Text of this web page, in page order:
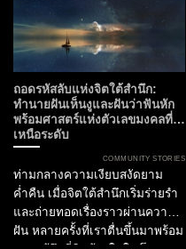
เสื้อผ้าลำลองทั่วไป ด้วยดีไซน์ที่
เน้นความ Minimalist ตัดเย็บ
อย่างประณีต เพื่อให้คุณดูดีได้ใน
ทุกจังหวะชีวิต ไม่ว่าจะเป็นการ
ออกไปจิบกาแฟยามเช้า...
ถอดรหัสลับแห่งจิตใต้สำนึก:
ทำนายฝันเห็นงูและฝันว่าฟันหัก
พร้อมศาสตร์แห่งตัวเลขมงคลที่
เหนือระดับ
COMMUNITY STORIES
ท่ามกลางความเงียบสงัดยาม
ค่ำคืน เมื่อจิตใต้สำนึกเริ่มร่ายรำ
และถ่ายทอดเรื่องราวผ่านความ
ฝัน หลายครั้งที่เราตื่นขึ้นมาพร้อม